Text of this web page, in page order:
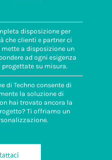
disposizione per
che clienti e partner ci
a disposizione un
ad ogni esigenza
su misura.
di Techno consente di
la soluzione di
hai trovato ancora la
Ti offriamo un